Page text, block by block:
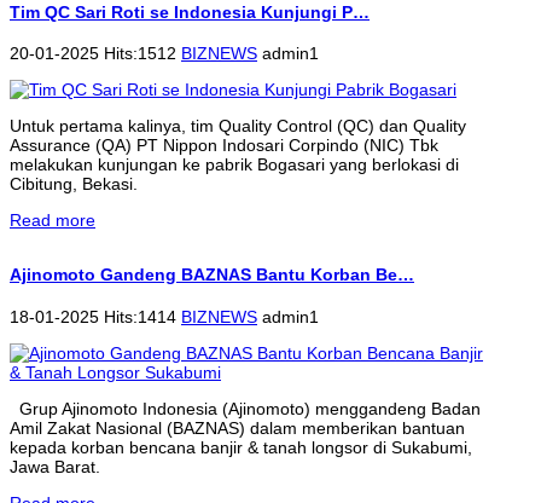
Tim QC Sari Roti se Indonesia Kunjungi P…
20-01-2025 Hits:1512 BIZNEWS admin1
Untuk pertama kalinya, tim Quality Control (QC) dan Quality
Assurance (QA) PT Nippon Indosari Corpindo (NIC) Tbk
melakukan kunjungan ke pabrik Bogasari yang berlokasi di
Cibitung, Bekasi.
Read more
Ajinomoto Gandeng BAZNAS Bantu Korban Be…
18-01-2025 Hits:1414 BIZNEWS admin1
Grup Ajinomoto Indonesia (Ajinomoto) menggandeng Badan
Amil Zakat Nasional (BAZNAS) dalam memberikan bantuan
kepada korban bencana banjir & tanah longsor di Sukabumi,
Jawa Barat.